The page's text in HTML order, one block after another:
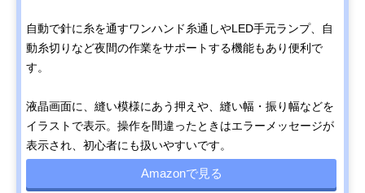
自動で針に糸を通すワンハンド糸通しやLED手元ランプ、自
動糸切りなど夜間の作業をサポートする機能もあり便利で
す。
液晶画面に、縫い模様にあう押えや、縫い幅・振り幅などを
イラストで表示。操作を間違ったときはエラーメッセージが
表示され、初心者にも扱いやすいです。
Amazonで見る